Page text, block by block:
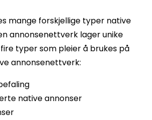
mange forskjellige typer native
annonsenettverk lager unike
typer som pleier å brukes på
annonsenettverk:
native annonser